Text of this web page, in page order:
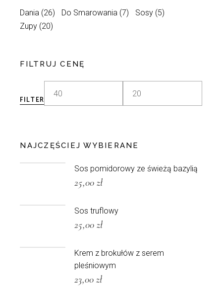
Dania (26) Do Smarowania (7) Sosy (5)
Zupy (20)
FILTRUJ CENĘ
FILTER
NAJCZĘŚCIEJ WYBIERANE
Sos pomidorowy ze świeżą bazylią
25,00 zł
Sos truflowy
25,00 zł
Krem z brokułów z serem
pleśniowym
23,00 zł